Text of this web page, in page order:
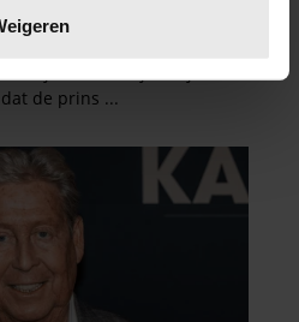
in het
voor social media te bieden
te analyseren. Ook delen we
van onze site met onze
adverteren en analyse. Deze
combineren met andere
verstrekt of die ze hebben